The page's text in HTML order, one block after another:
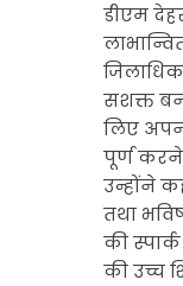
डीएम
सशक्त
लिए
पूर्ण
उन्होंने
तथा
की
की उच्च